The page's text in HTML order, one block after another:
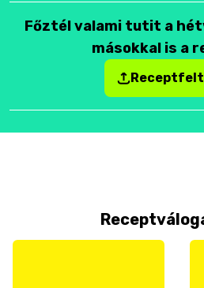
Főztél valami tutit a
másokkal is a